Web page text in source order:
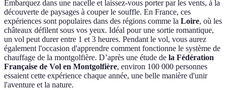
Embarquez dans une nacelle et laissez-vous porter par les vents, à la
découverte de paysages à couper le souffle. En France, ces
expériences sont populaires dans des régions comme la Loire, où les
châteaux défilent sous vos yeux. Idéal pour une sortie romantique,
un vol peut durer entre 1 et 3 heures. Pendant le vol, vous aurez
également l'occasion d'apprendre comment fonctionne le système de
chauffage de la montgolfière. D’après une étude de la Fédération
Française de Vol en Montgolfière, environ 100 000 personnes
essaient cette expérience chaque année, une belle manière d'unir
l'aventure et la nature.